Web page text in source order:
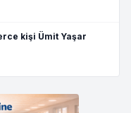
kişi Ümit Yaşar